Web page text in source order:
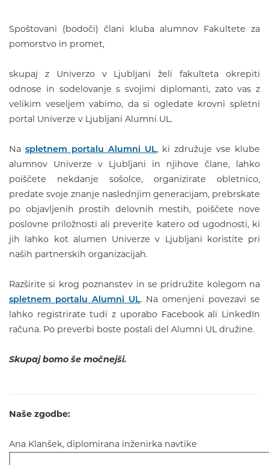
Spoštovani (bodoči) člani kluba alumnov Fakultete za
pomorstvo in promet,
skupaj z Univerzo v Ljubljani želi fakulteta okrepiti
odnose in sodelovanje s svojimi diplomanti, zato vas z
velikim veseljem vabimo, da si ogledate krovni spletni
portal Univerze v Ljubljani Alumni UL.
Na spletnem portalu Alumni UL, ki združuje vse klube
alumnov Univerze v Ljubljani in njihove člane, lahko
poiščete nekdanje sošolce, organizirate obletnico,
predate svoje znanje naslednjim generacijam, prebrskate
po objavljenih prostih delovnih mestih, poiščete nove
poslovne priložnosti ali preverite katero od ugodnosti, ki
jih lahko kot alumen Univerze v Ljubljani koristite pri
naših partnerskih organizacijah.
Razširite si krog poznanstev in se pridružite kolegom na
spletnem portalu Alumni UL. Na omenjeni povezavi se
lahko registrirate tudi z uporabo Facebook ali LinkedIn
računa. Po preverbi boste postali del Alumni UL družine.
Skupaj bomo še močnejši.
Naše zgodbe:
Ana Klanšek, diplomirana inženirka navtike